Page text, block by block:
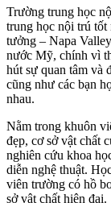
Trường trung học
trung học nội trú tốt
tưởng – Napa
nước Mỹ, chính vì
hút sự quan tâm và
cũng như các bạn
nhau.
Nằm trong khuôn
đẹp, cơ sở vật chất
nghiên cứu khoa
diễn nghệ thuật.
viên trường có hồ
sở vật chất hiện đại.